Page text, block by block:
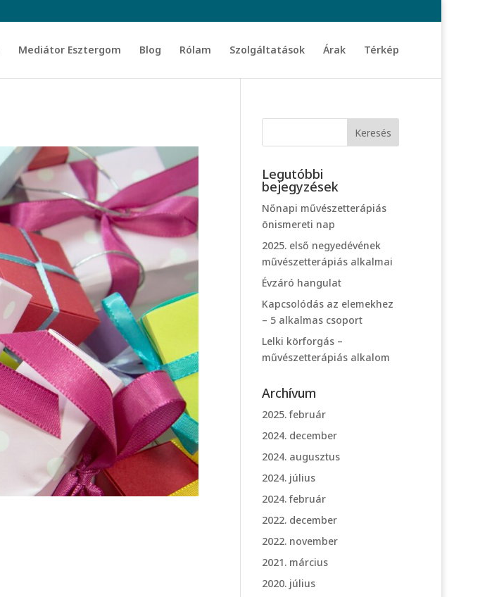
Mediátor Esztergom Blog Rólam Szolgáltatások Árak Térkép
Legutóbbi
bejegyzések
Nőnapi művészetterápiás
önismereti nap
2025. első negyedévének
művészetterápiás alkalmai
Évzáró hangulat
Kapcsolódás az elemekhez
– 5 alkalmas csoport
Lelki körforgás –
művészetterápiás alkalom
Archívum
2025. február
2024. december
2024. augusztus
2024. július
2024. február
2022. december
2022. november
2021. március
2020. július